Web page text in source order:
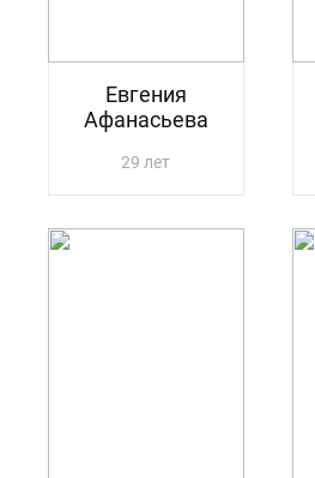
Евгения
Афанасьева
29 лет